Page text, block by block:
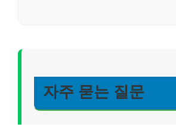
자주 묻는 질문